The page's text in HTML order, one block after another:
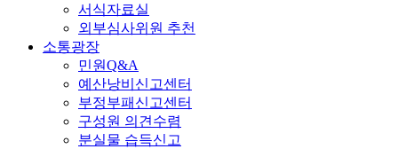
서식자료실
외부심사위원 추천
소통광장
민원Q&A
예산낭비신고센터
부정부패신고센터
구성원 의견수렴
분실물 습득신고